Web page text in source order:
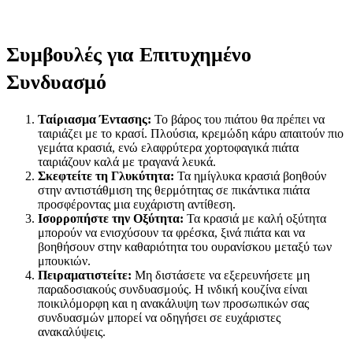
Συμβουλές για Επιτυχημένο
Συνδυασμό
Ταίριασμα Έντασης: Το βάρος του πιάτου θα πρέπει να
ταιριάζει με το κρασί. Πλούσια, κρεμώδη κάρυ απαιτούν πιο
γεμάτα κρασιά, ενώ ελαφρύτερα χορτοφαγικά πιάτα
ταιριάζουν καλά με τραγανά λευκά.
Σκεφτείτε τη Γλυκύτητα: Τα ημίγλυκα κρασιά βοηθούν
στην αντιστάθμιση της θερμότητας σε πικάντικα πιάτα
προσφέροντας μια ευχάριστη αντίθεση.
Ισορροπήστε την Οξύτητα: Τα κρασιά με καλή οξύτητα
μπορούν να ενισχύσουν τα φρέσκα, ξινά πιάτα και να
βοηθήσουν στην καθαριότητα του ουρανίσκου μεταξύ των
μπουκιών.
Πειραματιστείτε: Μη διστάσετε να εξερευνήσετε μη
παραδοσιακούς συνδυασμούς. Η ινδική κουζίνα είναι
ποικιλόμορφη και η ανακάλυψη των προσωπικών σας
συνδυασμών μπορεί να οδηγήσει σε ευχάριστες
ανακαλύψεις.